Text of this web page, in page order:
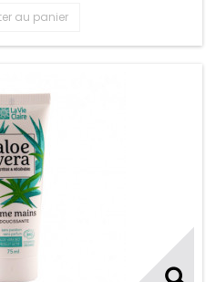
au panier